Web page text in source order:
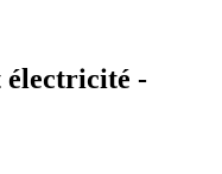
électricité -